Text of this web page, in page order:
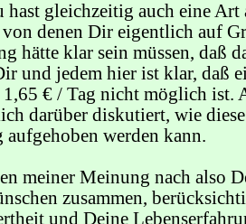
hast gleichzeitig auch eine
von denen Dir eigentlich auf
hätte klar sein müssen, daß
und jedem hier ist klar, daß
€ / Tag nicht möglich ist.
darüber diskutiert, wie
werden kann.
meiner Meinung nach also
zusammen,
und Deine